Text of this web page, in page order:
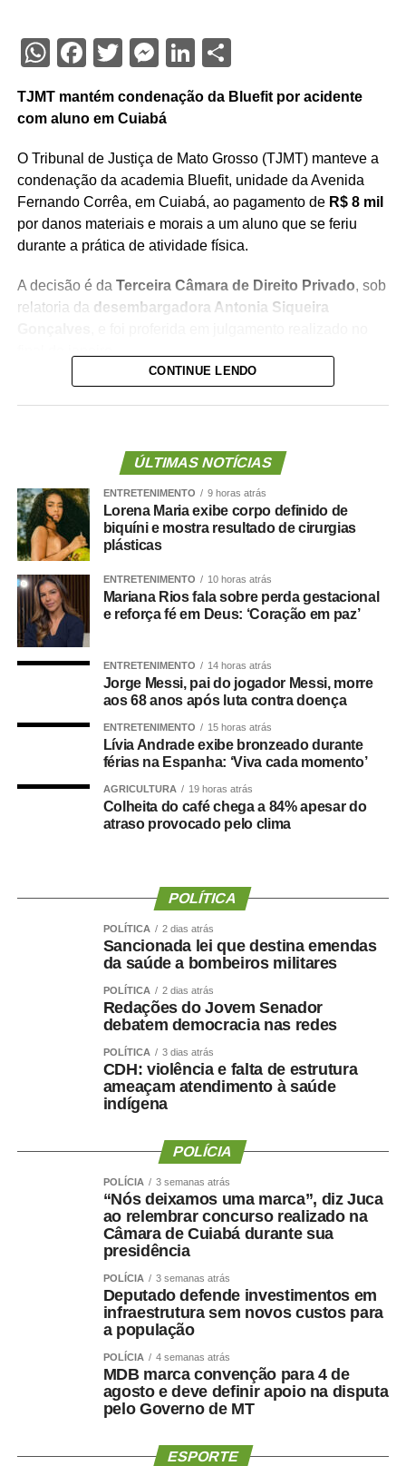
WhatsApp
Facebook
Twitter
Messenger
LinkedIn
Share
TJMT mantém condenação da Bluefit por acidente
com aluno em Cuiabá
O Tribunal de Justiça de Mato Grosso (TJMT) manteve a
condenação da academia Bluefit, unidade da Avenida
Fernando Corrêa, em Cuiabá, ao pagamento de R$ 8 mil
por danos materiais e morais a um aluno que se feriu
durante a prática de atividade física.
A decisão é da Terceira Câmara de Direito Privado, sob
relatoria da desembargadora Antonia Siqueira
De acordo com os autos, o aluno sofreu o acidente
recorreu da sentença de primeira instância, mas o
colegiado entendeu que ficou comprovado que o
equipamento apresentou falha durante o uso regular.
Para os desembargadores, houve
defeito na prestação
do serviço, o que caracteriza a responsabilidade objetiva
da empresa, conforme prevê o Código de Defesa do
Consumidor. Com isso, foi mantida integralmente a
sentença que condenou a academia ao pagamento da
indenização.
Além da indenização, o Tribunal tambémpreservou a
rescisão do contratodo aluno sem cobrança de multa
por fidelidade, reconhecendo que o acidente
comprometeu a confiança e a continuidade da relação
COMENTE ABAIXO:
WhatsApp
Facebook
Twitter
Messenger
LinkedIn
Share
CONTINUE LENDO
ÚLTIMAS NOTÍCIAS
ENTRETENIMENTO 9 horas atrás
Lorena Maria exibe corpo definido de
biquíni e mostra resultado de cirurgias
plásticas
ENTRETENIMENTO 10 horas atrás
Mariana Rios fala sobre perda gestacional
e reforça fé em Deus: ‘Coração em paz’
ENTRETENIMENTO 14 horas atrás
Jorge Messi, pai do jogador Messi, morre
aos 68 anos após luta contra doença
ENTRETENIMENTO 15 horas atrás
Lívia Andrade exibe bronzeado durante
férias na Espanha: ‘Viva cada momento’
AGRICULTURA 19 horas atrás
Colheita do café chega a 84% apesar do
atraso provocado pelo clima
POLÍTICA
POLÍTICA 2 dias atrás
Sancionada lei que destina emendas
da saúde a bombeiros militares
POLÍTICA 2 dias atrás
Redações do Jovem Senador
debatem democracia nas redes
POLÍTICA 3 dias atrás
CDH: violência e falta de estrutura
ameaçam atendimento à saúde
indígena
POLÍCIA
POLÍCIA 3 semanas atrás
“Nós deixamos uma marca”, diz Juca
ao relembrar concurso realizado na
Câmara de Cuiabá durante sua
presidência
POLÍCIA 3 semanas atrás
Deputado defende investimentos em
infraestrutura sem novos custos para
a população
POLÍCIA 4 semanas atrás
MDB marca convenção para 4 de
agosto e deve definir apoio na disputa
pelo Governo de MT
ESPORTE